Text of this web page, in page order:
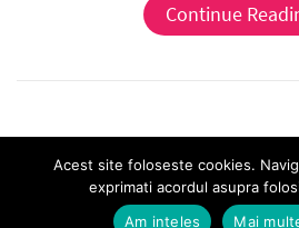
Continue
Acest site foloseste cookies.
exprimati acordul asupra
Am inteles
Mai